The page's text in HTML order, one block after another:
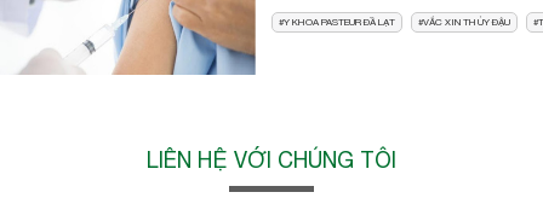
Y KHOA PASTEUR ĐẦ LẠT VẮC XIN THỦY ĐẬU
LIÊN HỆ VỚI CHÚNG TÔI